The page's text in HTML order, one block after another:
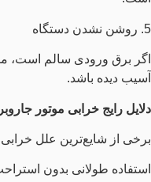
5. روشن نشدن دستگاه
اگر برق ورودی سالم است،
آسیب دیده باشد.
دلایل رایج خرابی موتور
برخی از شایع‌ترین علل خرابی
استفاده طولانی بدون